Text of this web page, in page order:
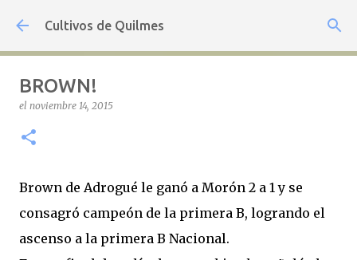
Ir al contenido principal
Cultivos de Quilmes
BROWN!
el noviembre 14, 2015
Brown de Adrogué le ganó a Morón 2 a 1 y se
consagró campeón de la primera B, logrando el
ascenso a la primera B Nacional.